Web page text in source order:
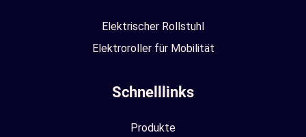
Elektrischer Rollstuhl
Elektroroller für Mobilität
Schnelllinks
Produkte